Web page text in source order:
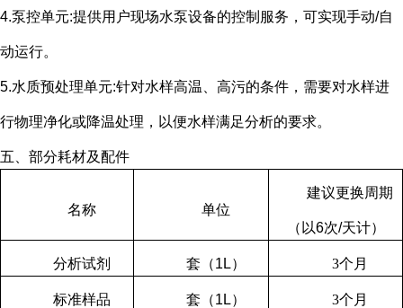
4.泵控单元:提供用户现场水泵设备的控制服务，可实现手动/自
动运行。
5.水质预处理单元:针对水样高温、高污的条件，需要对水样进
行物理净化或降温处理，以便水样满足分析的要求。
五、部分耗材及配件
名称 单位
建议更换周期
（以6次/天计）
分析试剂 套（1L） 3个月
标准样品 套（1L） 3个月